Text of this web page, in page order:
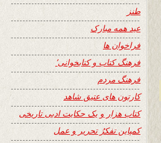
طنز
عید همه مبارک
فراخوان ها
فرهنگ کتاب و کتابخوانی٬
فرهنگ مردم
کارتون های عتیق شاهد
کتاب هزار و یک حکایت ادبی تاریخی
کمپاین تفکرُ تحریر و عمل